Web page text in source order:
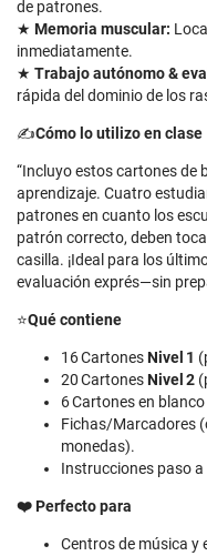
de patrones.
★ Memoria muscular:
inmediatamente.
★ Trabajo autónomo &
rápida del dominio de los
✍️Cómo lo utilizo en clase
“Incluyo estos cartones de
aprendizaje. Cuatro
patrones en cuanto los
patrón correcto, deben
casilla. ¡Ideal para los
evaluación exprés—sin
⭐Qué contiene
16 CartonesNivel 1
20 CartonesNivel 2
6 Cartones en
Fichas/Marcadores
monedas).
Instrucciones paso
❤️ Perfecto para
Centros de música y